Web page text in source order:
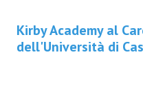
Kirby Academy al
dell'Università di